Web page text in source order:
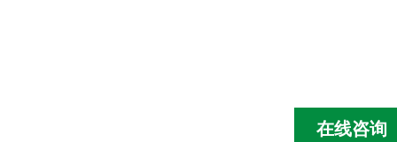
在线咨询